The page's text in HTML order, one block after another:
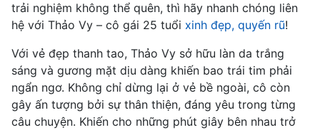
trải nghiệm không thể quên, thì hãy nhanh chóng liên
hệ với Thảo Vy – cô gái 25 tuổi xinh đẹp, quyến rũ!
Với vẻ đẹp thanh tao, Thảo Vy sở hữu làn da trắng
sáng và gương mặt dịu dàng khiến bao trái tim phải
ngẩn ngơ. Không chỉ dừng lại ở vẻ bề ngoài, cô còn
gây ấn tượng bởi sự thân thiện, đáng yêu trong từng
câu chuyện. Khiến cho những phút giây bên nhau trở